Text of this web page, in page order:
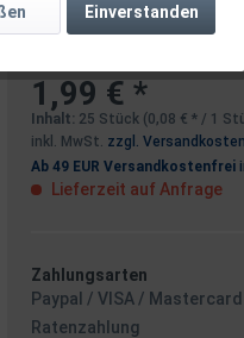
Ich habe die
1,99 € *
Inhalt: 25 Stück (0,08 € * / 1
inkl. MwSt. zzgl. Versandkosten
Ab 49 EUR Versandkostenfrei
Lieferzeit auf Anfrage
Zahlungsarten
Paypal / VISA /
Ratenzahlung
Einverstanden